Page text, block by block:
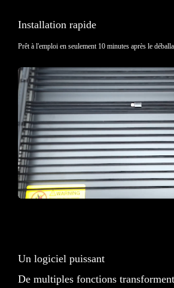
Installation rapide
Prêt à l'emploi en seulement 10 minutes après le
Un logiciel puissant
De multiples fonctions